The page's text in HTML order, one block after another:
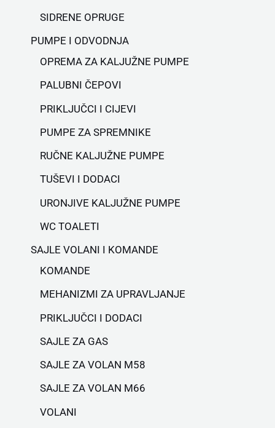
SIDRENE OPRUGE
PUMPE I ODVODNJA
OPREMA ZA KALJUŽNE PUMPE
PALUBNI ČEPOVI
PRIKLJUČCI I CIJEVI
PUMPE ZA SPREMNIKE
RUČNE KALJUŽNE PUMPE
TUŠEVI I DODACI
URONJIVE KALJUŽNE PUMPE
WC TOALETI
SAJLE VOLANI I KOMANDE
KOMANDE
MEHANIZMI ZA UPRAVLJANJE
PRIKLJUČCI I DODACI
SAJLE ZA GAS
SAJLE ZA VOLAN M58
SAJLE ZA VOLAN M66
VOLANI